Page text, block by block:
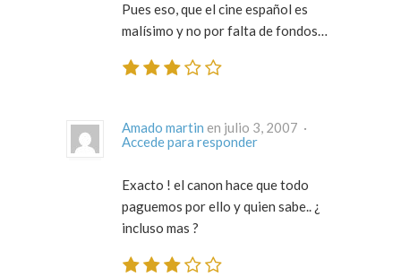
Pues eso, que el cine español es
malísimo y no por falta de fondos…
Amado martin
en julio 3, 2007 ·
Accede para responder
Exacto ! el canon hace que todo
paguemos por ello y quien sabe.. ¿
incluso mas ?